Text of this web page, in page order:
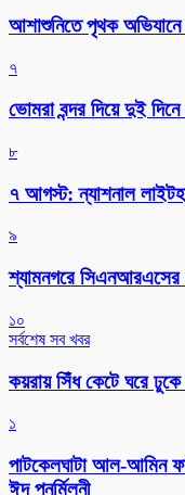
আশাশুনিতে পৃথক
৭
ভোমরা বন্দর দিয়ে দুই
৮
৭ আগস্ট: ন্যাশনাল
৯
শ্যামনগরে সিএনআরএসের
১০
সর্বশেষ সব খবর
কয়রায় সিঁধ কেটে ঘরে
১
পাটকেলঘাটা আল-আমিন
ঈদ পুনর্মিলনী